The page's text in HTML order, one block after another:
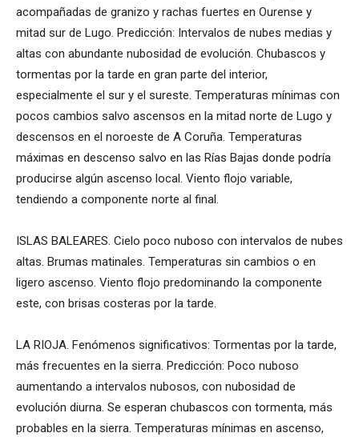
acompañadas de granizo y rachas fuertes en Ourense y
mitad sur de Lugo. Predicción: Intervalos de nubes medias y
altas con abundante nubosidad de evolución. Chubascos y
tormentas por la tarde en gran parte del interior,
especialmente el sur y el sureste. Temperaturas mínimas con
pocos cambios salvo ascensos en la mitad norte de Lugo y
descensos en el noroeste de A Coruña. Temperaturas
máximas en descenso salvo en las Rías Bajas donde podría
producirse algún ascenso local. Viento flojo variable,
tendiendo a componente norte al final.
ISLAS BALEARES. Cielo poco nuboso con intervalos de nubes
altas. Brumas matinales. Temperaturas sin cambios o en
ligero ascenso. Viento flojo predominando la componente
este, con brisas costeras por la tarde.
LA RIOJA. Fenómenos significativos: Tormentas por la tarde,
más frecuentes en la sierra. Predicción: Poco nuboso
aumentando a intervalos nubosos, con nubosidad de
evolución diurna. Se esperan chubascos con tormenta, más
probables en la sierra. Temperaturas mínimas en ascenso,